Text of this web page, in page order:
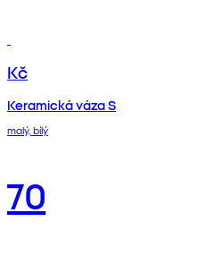
Kč
Keramická váza S
malý, bílý
70